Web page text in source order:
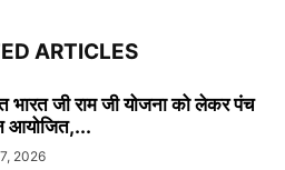
ARTICLES
भारत जी राम जी योजना को लेकर पंच
आयोजित,...
2026